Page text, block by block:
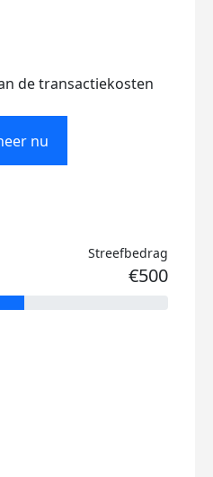
de transactiekosten
nu
Streefbedrag
€500